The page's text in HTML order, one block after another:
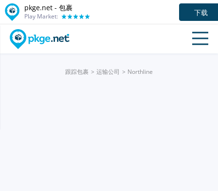
pkge.net - 包裹
Play Market: 下载
跟踪包裹 运输公司 Northline